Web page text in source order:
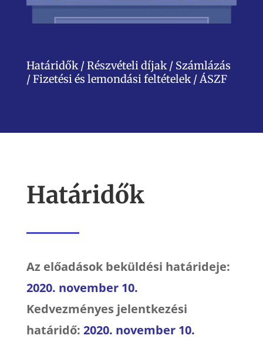
Határidők / Részvételi díjak / Számlázás
/ Fizetési és lemondási feltételek / ÁSZF
Határidők
Az előadások beküldési határideje:
2020. november 10.
Kedvezményes jelentkezési
határidő: 2020. november 10.